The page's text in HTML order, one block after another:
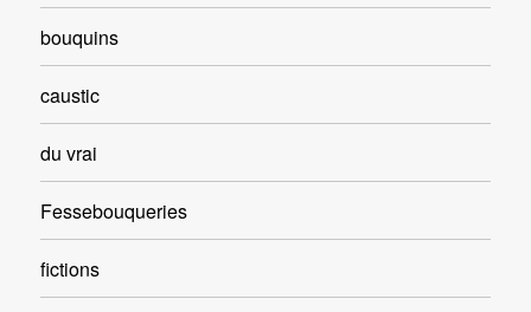
bouquins
caustic
du vrai
Fessebouqueries
fictions